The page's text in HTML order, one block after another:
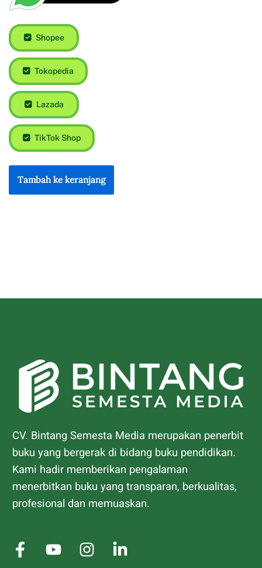
Shopee
Tokopedia
Lazada
TikTok Shop
Tambah ke keranjang
CV. Bintang Semesta Media merupakan penerbit
buku yang bergerak di bidang buku pendidikan.
Kami hadir memberikan pengalaman
menerbitkan buku yang transparan, berkualitas,
profesional dan memuaskan.